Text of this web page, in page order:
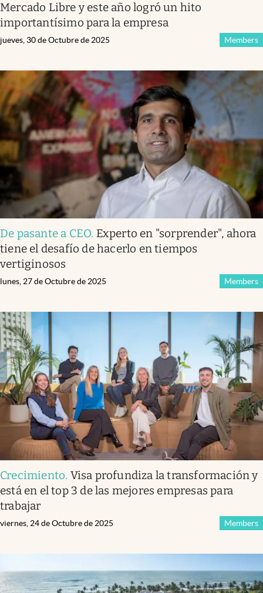
Mercado Libre y este año logró un hito
importantísimo para la empresa
Members
jueves, 30 de Octubre de 2025
De pasante a CEO. Experto en "sorprender", ahora
tiene el desafío de hacerlo en tiempos
vertiginosos
Members
lunes, 27 de Octubre de 2025
Crecimiento. Visa profundiza la transformación y
está en el top 3 de las mejores empresas para
trabajar
Members
viernes, 24 de Octubre de 2025